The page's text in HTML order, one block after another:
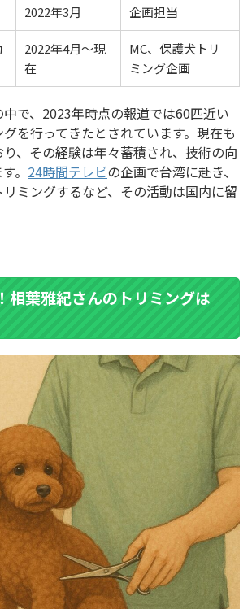
2022年3月
企画担当
2022年4月～現
在
MC、保護犬トリ
ミング企画
で、2023年時点の報道では60匹近い
を行ってきたとされています。現在も
、その経験は年々蓄積され、技術の向
。 24時間テレビの企画で台湾に赴き、
ミングするなど、その活動は国内に留
相葉雅紀さんのトリミングは